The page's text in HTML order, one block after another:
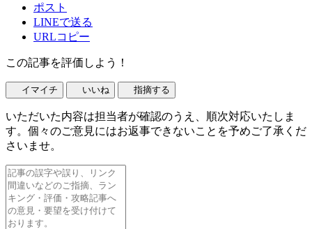
ポスト
LINEで送る
URLコピー
この記事を評価しよう！
イマイチ いいね 指摘する
いただいた内容は担当者が確認のうえ、順次対応いたしま
す。個々のご意見にはお返事できないことを予めご了承くだ
さいませ。